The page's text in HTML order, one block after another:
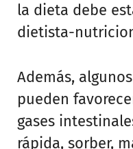
la dieta debe
dietista-
Además,
pueden
gases
rápida, sorber,